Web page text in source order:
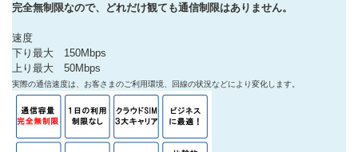
完全無制限なので、どれだけ観ても通信制限はありません。
速度
下り最大 150Mbps
上り最大 50Mbps
実際の通信速度は、お客さまのご利用環境、回線の状況などにより変化します。